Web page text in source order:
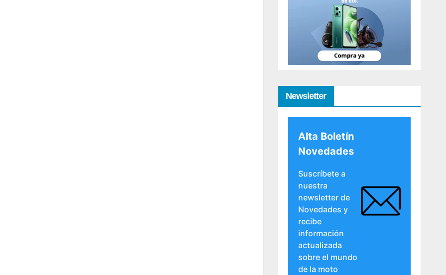
Newsletter
Alta Boletín
Novedades
Suscríbete a
nuestra
newsletter de
Novedades y
recibe
información
actualizada
sobre el mundo
de la moto